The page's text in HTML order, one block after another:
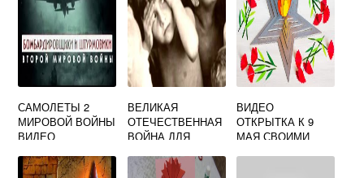
САМОЛЕТЫ 2
МИРОВОЙ ВОЙНЫ
ВИДЕО
ВЕЛИКАЯ
ОТЕЧЕСТВЕННАЯ
ВОЙНА ДЛЯ
ВИДЕО
ОТКРЫТКА К 9
МАЯ СВОИМИ